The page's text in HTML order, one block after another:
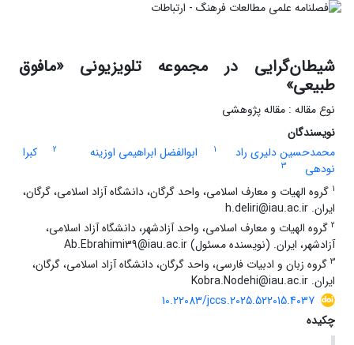
شیطان‌گرایی در مجموعه تلویزیونی «مافوق
طبیعی»
نوع مقاله : مقاله پژوهشی
نویسندگان
محمدحسین دلیری راد
1 ابوالفضل ابراهیمی اوزینه 2
کبرا
نودهی
3
1 گروه الهیات و معارف اسلامی، واحد گرگان، دانشگاه آزاد اسلامی، گرگان،
ایران. h.deliri@iau.ac.ir
2 گروه الهیات و معارف اسلامی، واحد آزادشهر، دانشگاه آزاد اسلامی،
آزادشهر، ایران. (نویسنده مسئول) Ab.Ebrahimi39@iau.ac.ir
3 گروه زبان و ادبیات فارسی، واحد گرگان، دانشگاه آزاد اسلامی، گرگان،
ایران. Kobra.Nodehi@iau.ac.ir
10.22083/jccs.2025.522015.4037
چکیده